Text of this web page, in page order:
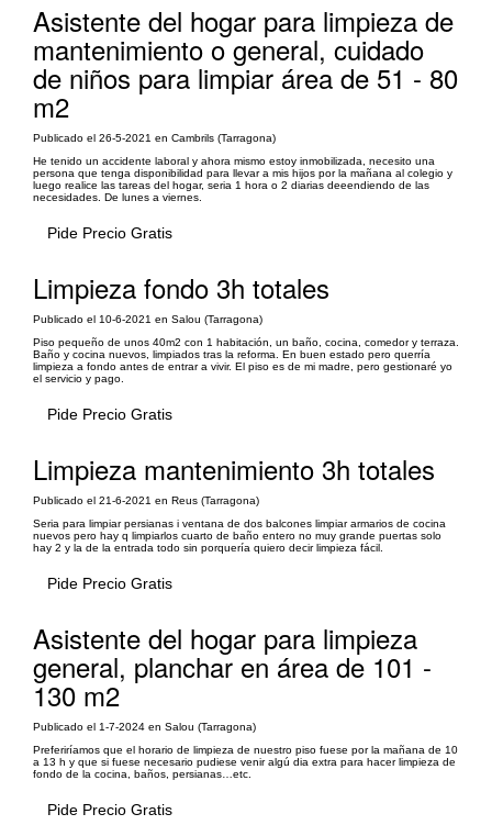
Asistente del hogar para limpieza de
mantenimiento o general, cuidado
de niños para limpiar área de 51 - 80
m2
Publicado el 26-5-2021 en Cambrils (Tarragona)
He tenido un accidente laboral y ahora mismo estoy inmobilizada, necesito una
persona que tenga disponibilidad para llevar a mis hijos por la mañana al colegio y
luego realice las tareas del hogar, seria 1 hora o 2 diarias deeendiendo de las
necesidades. De lunes a viernes.
Pide Precio Gratis
Limpieza fondo 3h totales
Publicado el 10-6-2021 en Salou (Tarragona)
Piso pequeño de unos 40m2 con 1 habitación, un baño, cocina, comedor y terraza.
Baño y cocina nuevos, limpiados tras la reforma. En buen estado pero querría
limpieza a fondo antes de entrar a vivir. El piso es de mi madre, pero gestionaré yo
el servicio y pago.
Pide Precio Gratis
Limpieza mantenimiento 3h totales
Publicado el 21-6-2021 en Reus (Tarragona)
Seria para limpiar persianas i ventana de dos balcones limpiar armarios de cocina
nuevos pero hay q limpiarlos cuarto de baño entero no muy grande puertas solo
hay 2 y la de la entrada todo sin porquería quiero decir limpieza fácil.
Pide Precio Gratis
Asistente del hogar para limpieza
general, planchar en área de 101 -
130 m2
Publicado el 1-7-2024 en Salou (Tarragona)
Preferiríamos que el horario de limpieza de nuestro piso fuese por la mañana de 10
a 13 h y que si fuese necesario pudiese venir algú dia extra para hacer limpieza de
fondo de la cocina, baños, persianas…etc.
Pide Precio Gratis